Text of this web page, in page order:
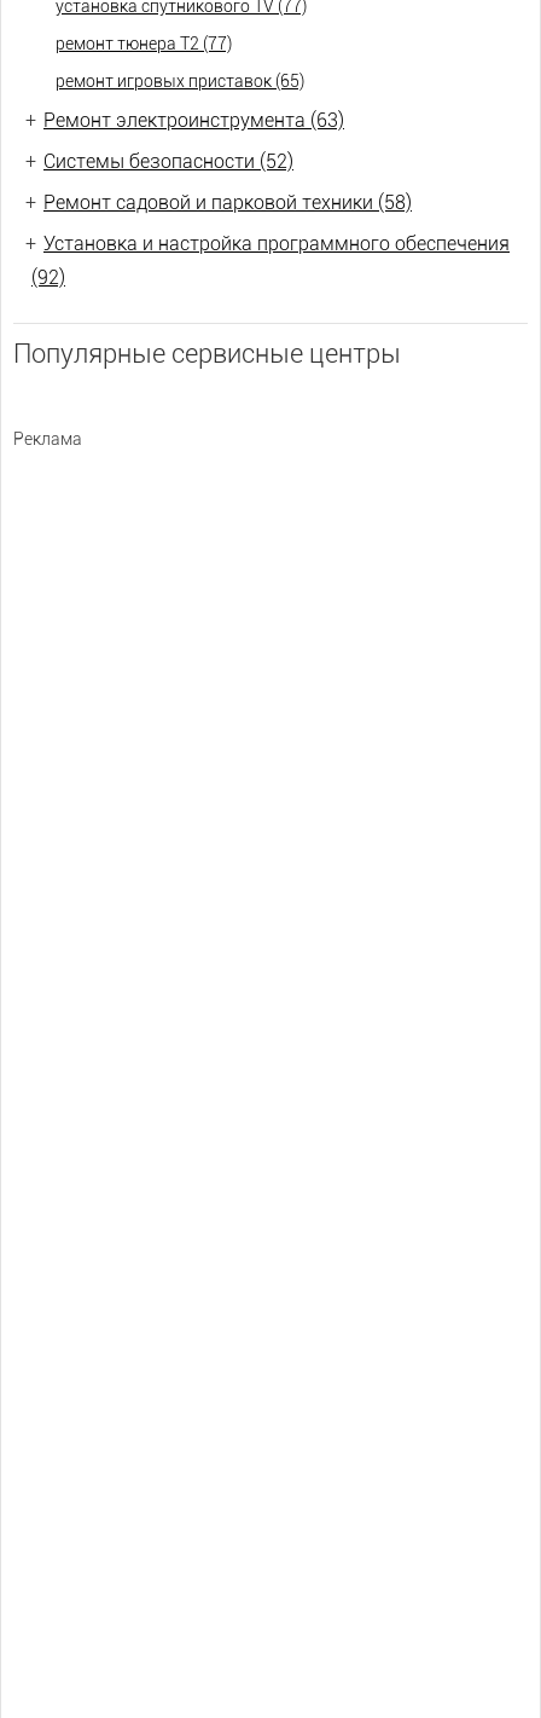
установка спутникового TV (77)
ремонт тюнера Т2 (77)
ремонт игровых приставок (65)
+ Ремонт электроинструмента (63)
+ Системы безопасности (52)
+ Ремонт садовой и парковой техники (58)
+ Установка и настройка программного обеспечения
(92)
Популярные сервисные центры
Реклама